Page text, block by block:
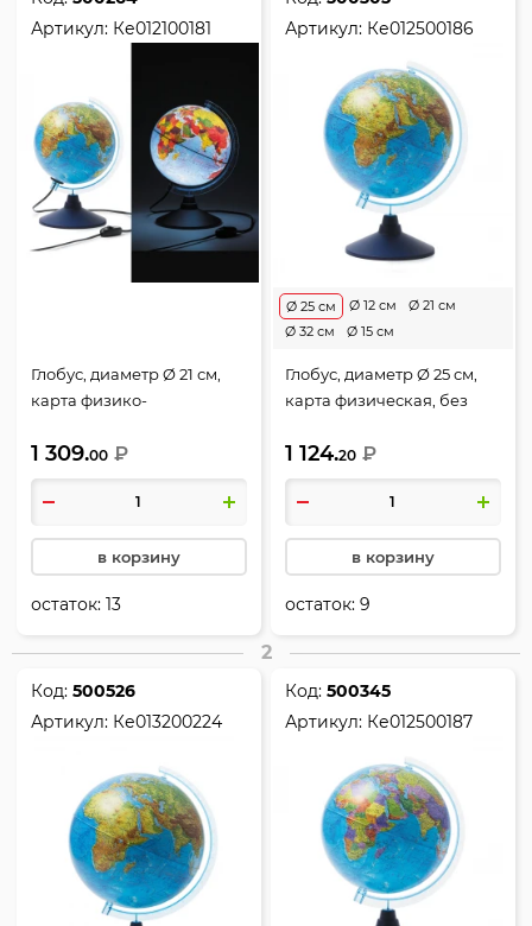
Артикул: Ке012100181
Глобус, диаметр Ø 21 см,
карта физико-
подсветкой, пластик,
Глобен, Ке012100181
1 309.00 ₽
в корзину
остаток:13
Артикул: Ке012500186
Ø 12 см
Ø 21 см
Ø 32 см
Ø 25 см
Ø 15 см
Глобус, диаметр Ø 25 см,
карта физическая, без
Глобен, Ке012500186
1 124.20 ₽
в корзину
остаток:9
2
Код:500526
Артикул: Ке013200224
Код:500345
Артикул: Ке012500187